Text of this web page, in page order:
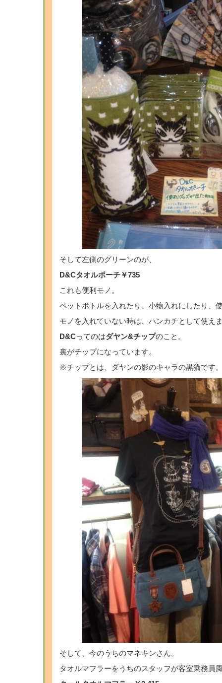
そして左側のグリーンのが、
D&Cタオルポーチ￥735
これも便利モノ。
ペットボトルを入れたり、小物入れにしたり、
モノを入れていない時は、ハンカチとして使え
D&Cってのはダヤン&チップのこと。
裏がチップになっています。
※チップとは、ダヤンの影のキャラの黒猫です
そして、今のうちのマネキンさん。
タオルマフラーをうちのスタッフが客室乗務員